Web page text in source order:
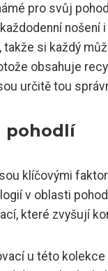
pro svůj
takže si každý
obsahuje
určitě tou
pohodlí
klíčovými
v oblasti
které zvyšují
u této